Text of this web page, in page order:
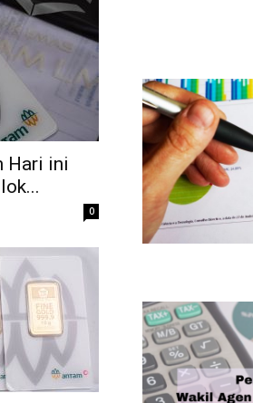
Hari ini
0